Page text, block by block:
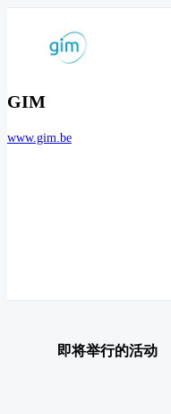
GIM
www.gim.be
即将举行的活动